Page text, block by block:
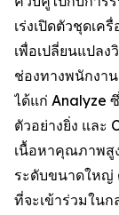
เร่งเปิดตัวชุดเ
เพื่อเปลี่ยนแปล
ช่องทางพนักงา
ได้แก่ Analyze
ตัวอย่างยิ่ง และ
เนื้อหาคุณภาพสู
ระดับขนาดใหญ่
ที่จะเข้าร่วมใน